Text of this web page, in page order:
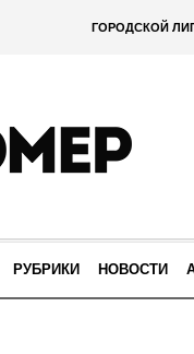
ГОРОДСКОЙ
РУБРИКИ НОВОСТИ